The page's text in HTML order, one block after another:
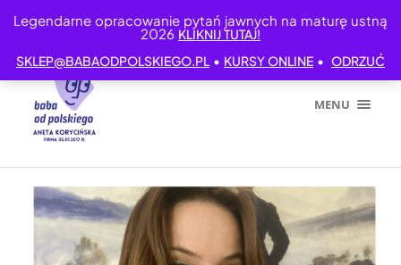
Legendarne opracowanie pytań jawnych na maturę ustną
2026 KLIKNIJ TUTAJ!
SKLEP@BABAODPOLSKIEGO.PL • KURSY ONLINE • ODRZUĆ
MENU